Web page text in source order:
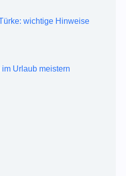
wichtige Hinweise